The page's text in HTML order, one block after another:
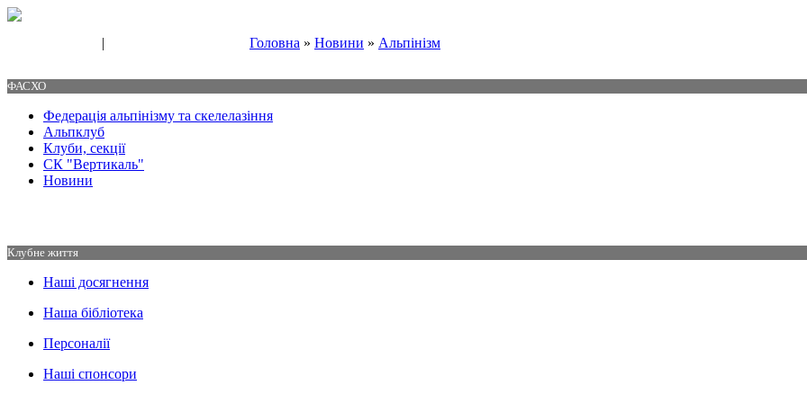
| Головна » Новини » Альпінізм
ФАСХО
Федерація альпінізму та скелелазіння
Альпклуб
Клуби, секції
СК "Вертикаль"
Новини
Клубне життя
Наші досягнення
Наша бібліотека
Персоналії
Наші спонсори